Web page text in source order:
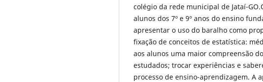
colégio da rede municipal de Jataí-
alunos dos 7º e 9º anos do ensino
apresentar o uso do baralho como
fixação de conceitos de estatística:
aos alunos uma maior compreensão
estudados; trocar experiências e
processo de ensino-aprendizagem. A